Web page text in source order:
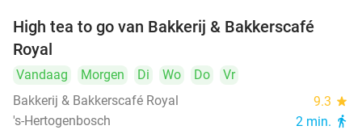
40%
High tea to go van Bakkerij & Bakkerscafé
Royal
Vandaag Morgen Di Wo Do
Vr
Bakkerij & Bakkerscafé Royal
9.3 star
's-Hertogenbosch 2 min. directions_walk